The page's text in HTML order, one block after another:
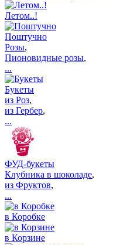
Летом..!
Поштучно
Розы,
Пионовидные розы,
...
Букеты
из Роз,
из Гербер,
...
ФУД-букеты
Клубника в шоколаде,
из Фруктов,
...
в Коробке
в Корзине